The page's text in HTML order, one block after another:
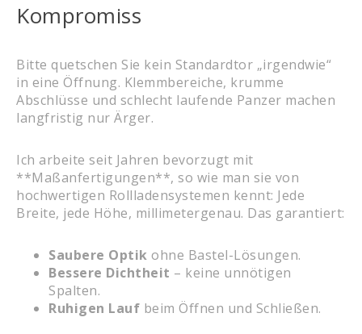
Kompromiss
Bitte quetschen Sie kein Standardtor „irgendwie“
in eine Öffnung. Klemmbereiche, krumme
Abschlüsse und schlecht laufende Panzer machen
langfristig nur Ärger.
Ich arbeite seit Jahren bevorzugt mit
**Maßanfertigungen**, so wie man sie von
hochwertigen Rollladensystemen kennt: Jede
Breite, jede Höhe, millimetergenau. Das garantiert:
Saubere Optik ohne Bastel-Lösungen.
Bessere Dichtheit – keine unnötigen
Spalten.
Ruhigen Lauf beim Öffnen und Schließen.